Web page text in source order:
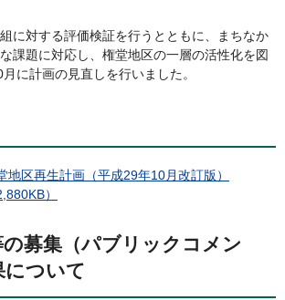
に対する評価検証を行うとともに、まちなか
課題に対応し、権堂地区の一層の活性化を図
に計画の見直しを行いました。
地区再生計画（平成29年10月改訂版）
）
募集（パブリックコメン
について